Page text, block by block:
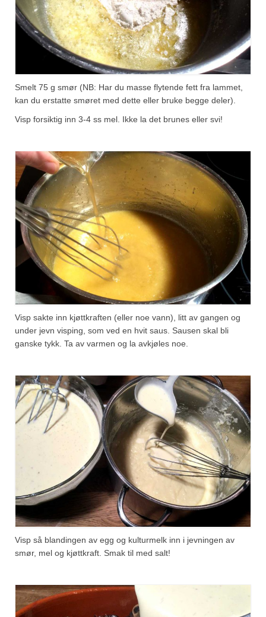
Smelt 75 g smør (NB: Har du masse flytende fett fra lammet,
kan du erstatte smøret med dette eller bruke begge deler).
Visp forsiktig inn 3-4 ss mel. Ikke la det brunes eller svi!
Visp sakte inn kjøttkraften (eller noe vann), litt av gangen og
under jevn visping, som ved en hvit saus. Sausen skal bli
ganske tykk. Ta av varmen og la avkjøles noe.
Visp så blandingen av egg og kulturmelk inn i jevningen av
smør, mel og kjøttkraft. Smak til med salt!